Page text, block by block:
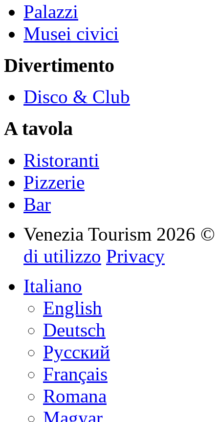
Palazzi
Musei civici
Divertimento
Disco & Club
A tavola
Ristoranti
Pizzerie
Bar
Venezia Tourism 2026
di utilizzo Privacy
Italiano
English
Deutsch
Русский
Français
Romana
Magyar